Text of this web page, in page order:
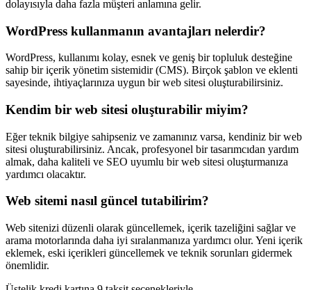
dolayısıyla daha fazla müşteri anlamına gelir.
WordPress kullanmanın avantajları nelerdir?
WordPress, kullanımı kolay, esnek ve geniş bir topluluk desteğine
sahip bir içerik yönetim sistemidir (CMS). Birçok şablon ve eklenti
sayesinde, ihtiyaçlarınıza uygun bir web sitesi oluşturabilirsiniz.
Kendim bir web sitesi oluşturabilir miyim?
Eğer teknik bilgiye sahipseniz ve zamanınız varsa, kendiniz bir web
sitesi oluşturabilirsiniz. Ancak, profesyonel bir tasarımcıdan yardım
almak, daha kaliteli ve SEO uyumlu bir web sitesi oluşturmanıza
yardımcı olacaktır.
Web sitemi nasıl güncel tutabilirim?
Web sitenizi düzenli olarak güncellemek, içerik tazeliğini sağlar ve
arama motorlarında daha iyi sıralanmanıza yardımcı olur. Yeni içerik
eklemek, eski içerikleri güncellemek ve teknik sorunları gidermek
önemlidir.